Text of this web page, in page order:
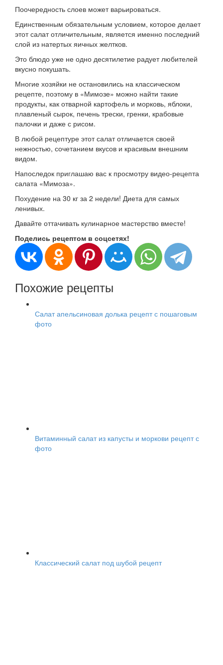
Поочередность слоев может варьироваться.
Единственным обязательным условием, которое делает
этот салат отличительным, является именно последний
слой из натертых яичных желтков.
Это блюдо уже не одно десятилетие радует любителей
вкусно покушать.
Многие хозяйки не остановились на классическом
рецепте, поэтому в «Мимозе» можно найти такие
продукты, как отварной картофель и морковь, яблоки,
плавленый сырок, печень трески, гренки, крабовые
палочки и даже с рисом.
В любой рецептуре этот салат отличается своей
нежностью, сочетанием вкусов и красивым внешним
видом.
Напоследок приглашаю вас к просмотру видео-рецепта
салата «Мимоза».
Похудение на 30 кг за 2 недели! Диета для самых
ленивых.
Давайте оттачивать кулинарное мастерство вместе!
Поделись рецептом в соцсетях!
Похожие рецепты
Салат апельсиновая долька рецепт с пошаговым
фото
Витаминный салат из капусты и моркови рецепт с
фото
Классический салат под шубой рецепт